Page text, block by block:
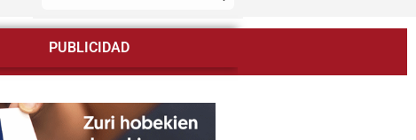
PUBLICIDAD